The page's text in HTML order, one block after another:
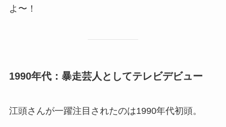
よ〜！
1990年代：暴走芸人としてテレビデビュー
江頭さんが一躍注目されたのは1990年代初頭。